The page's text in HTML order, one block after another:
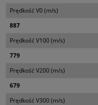
Prędkość V0 (m/s)
887
Prędkość V100 (m/s)
779
Prędkość V200 (m/s)
679
Prędkość V300 (m/s)